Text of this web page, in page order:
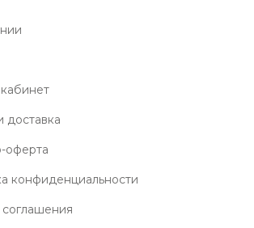
доставка
оферта
конфиденциальности